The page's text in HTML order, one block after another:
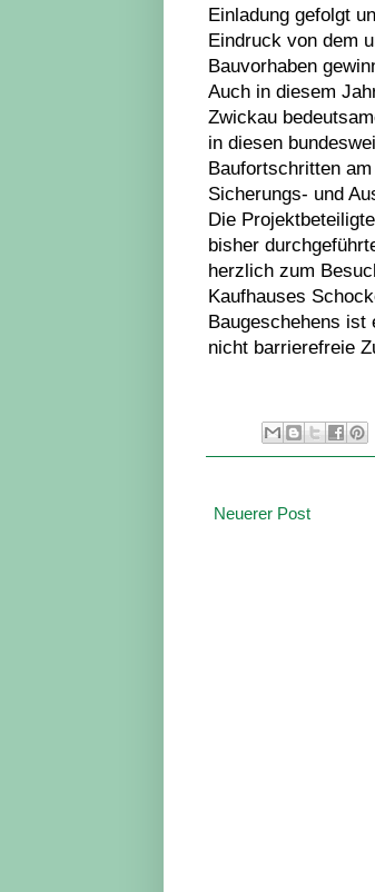
Einladung gefolgt
Eindruck von dem
Bauvorhaben
Auch in diesem
Zwickau
in diesen
Baufortschritten
Sicherungs- und
Die
bisher
herzlich zum
Kaufhauses
Baugeschehens ist
nicht barrierefreie
Neuerer Post